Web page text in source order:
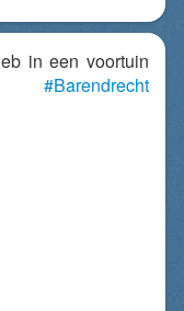
in een voortuin
#Barendrecht